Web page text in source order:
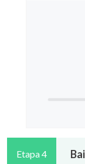
Etapa 4